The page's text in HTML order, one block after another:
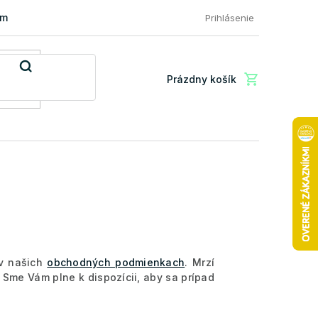
a vrátenie tovaru FAQ: Najčastejšie otázky zákazníkov
Prihlásenie
Nákupný
Prázdny košík
našich obchodných podmienkach. Mrzí
Vám plne k dispozícii, aby sa prípad